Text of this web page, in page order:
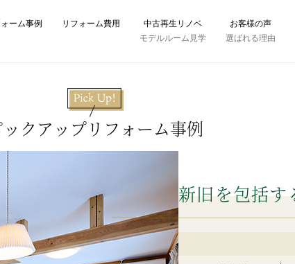
ーム事例 リフォーム費用
中古再生リノベ
モデルルーム見学
お客様の声
選ばれる理由
ックアップリフォーム事例
新旧を包括す